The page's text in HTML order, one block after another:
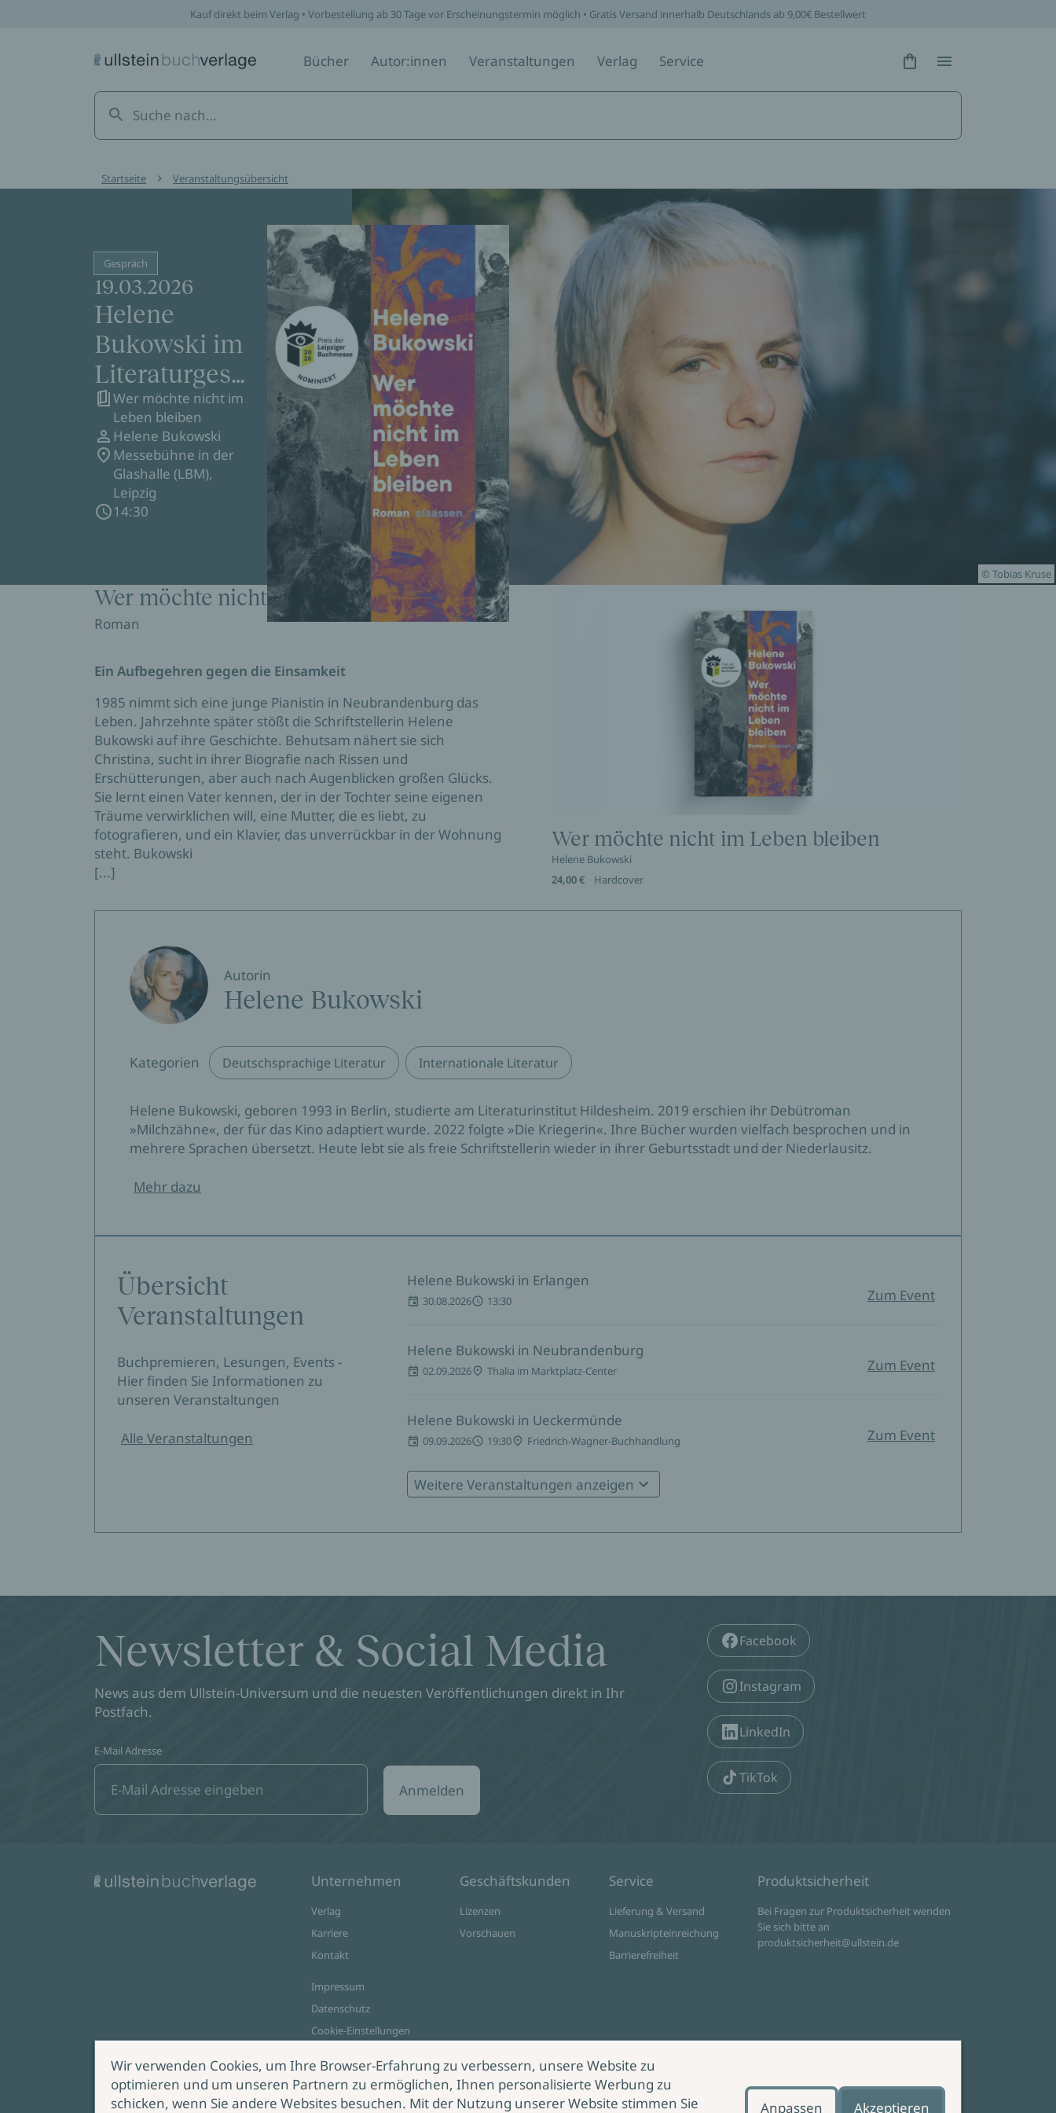
Kauf direkt beim Verlag • Vorbestellung ab 30 Tage vor Erscheinungstermin möglich • Gratis Versand innerhalb Deutschlands ab 9,00€ Bestellwert
Bücher Autor:innen Veranstaltungen Verlag Service Hidden Text
Hidden Text
Startseite Veranstaltungsübersicht
© Tobias Kruse
Gespräch
19.03.2026
Helene
Bukowski im
Literaturgespr
äch (ARD ttt)
auf der
Leipziger
Buchmesse
Wer möchte nicht im
Leben bleiben
Helene Bukowski
Messebühne in der
Glashalle (LBM),
Leipzig
14:30
Wer möchte nicht im Leben bleiben
Roman
Ein Aufbegehren gegen die Einsamkeit
1985 nimmt sich eine junge Pianistin in Neubrandenburg das
Leben. Jahrzehnte später stößt die Schriftstellerin Helene
Bukowski auf ihre Geschichte. Behutsam nähert sie sich
Christina, sucht in ihrer Biografie nach Rissen und
Erschütterungen, aber auch nach Augenblicken großen Glücks.
Sie lernt einen Vater kennen, der in der Tochter seine eigenen
Träume verwirklichen will, eine Mutter, die es liebt, zu
fotografieren, und ein Klavier, das unverrückbar in der Wohnung
steht. Bukowski
[...]
Wer möchte nicht im Leben bleiben
Helene Bukowski
24,00 €
Hardcover
Autorin
Helene Bukowski
Kategorien Deutschsprachige Literatur Internationale Literatur
Helene Bukowski, geboren 1993 in Berlin, studierte am Literaturinstitut Hildesheim. 2019 erschien ihr Debütroman
»Milchzähne«, der für das Kino adaptiert wurde. 2022 folgte »Die Kriegerin«. Ihre Bücher wurden vielfach besprochen und in
mehrere Sprachen übersetzt. Heute lebt sie als freie Schriftstellerin wieder in ihrer Geburtsstadt und der Niederlausitz.
Mehr dazu
Übersicht
Veranstaltungen
Buchpremieren, Lesungen, Events -
Hier finden Sie Informationen zu
unseren Veranstaltungen
Alle Veranstaltungen
Helene Bukowski in Erlangen
30.08.2026 13:30 Zum Event
Helene Bukowski in Neubrandenburg
02.09.2026 Thalia im Marktplatz-Center Zum Event
Helene Bukowski in Ueckermünde
09.09.2026 19:30 Friedrich-Wagner-Buchhandlung Zum Event
Helene Bukowski in Schwerin
Helene Bukowski in Nürnberg
14.10.2026 19:30 Staatstheater Nürnberg, Schauspiel, 3. Etage
Weitere Veranstaltungen anzeigen
Newsletter & Social Media
News aus dem Ullstein-Universum und die neuesten Veröffentlichungen direkt in Ihr
Postfach.
E-Mail Adresse
Anmelden
Facebook
Instagram
LinkedIn
TikTok
Unternehmen
Verlag
Karriere
Kontakt
Impressum
Datenschutz
Cookie-Einstellungen
Geschäftskunden
Lizenzen
Vorschauen
Service
Lieferung & Versand
Manuskripteinreichung
Barrierefreiheit
Produktsicherheit
Bei Fragen zur Produktsicherheit wenden
Sie sich bitte an
produktsicherheit@ullstein.de
Zahlungsoptionen
Wir verwenden Cookies, um Ihre Browser-Erfahrung zu verbessern, unsere Website zu
optimieren und um unseren Partnern zu ermöglichen, Ihnen personalisierte Werbung zu
schicken, wenn Sie andere Websites besuchen. Mit der Nutzung unserer Website stimmen Sie
Anpassen Akzeptieren